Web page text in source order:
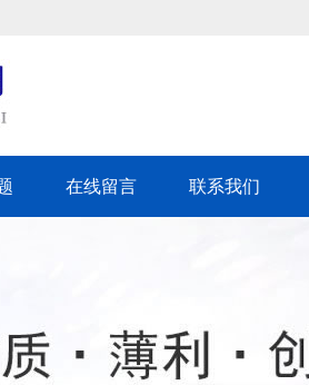
在线留言 联系我们